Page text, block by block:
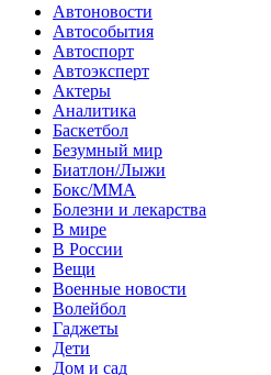
Автоновости
Автособытия
Автоспорт
Автоэксперт
Актеры
Аналитика
Баскетбол
Безумный мир
Биатлон/Лыжи
Бокс/MMA
Болезни и лекарства
В мире
В России
Вещи
Военные новости
Волейбол
Гаджеты
Дети
Дом и сад